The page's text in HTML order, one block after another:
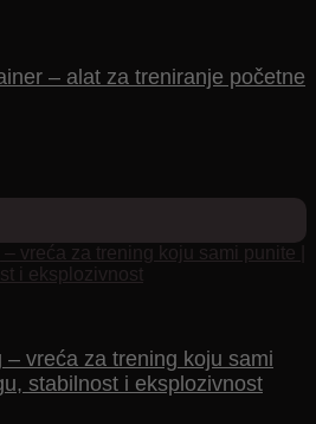
– alat za treniranje početne
vreća za trening koju sami
stabilnost i eksplozivnost